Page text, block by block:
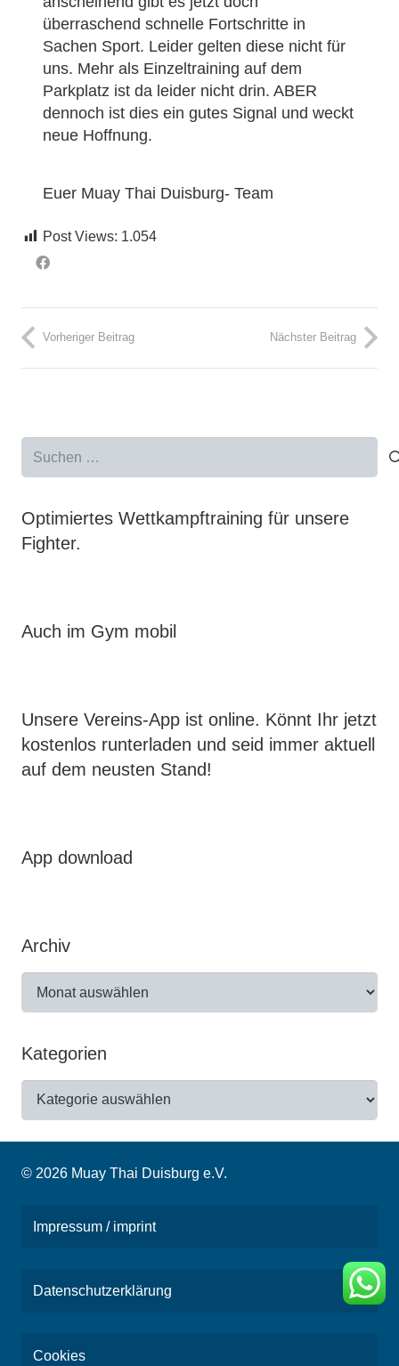
überraschend schnelle Fortschritte in
Sachen Sport. Leider gelten diese nicht für
uns. Mehr als Einzeltraining auf dem
Parkplatz ist da leider nicht drin. ABER
dennoch ist dies ein gutes Signal und weckt
neue Hoffnung.
Euer Muay Thai Duisburg- Team
Post Views: 1.054
Vorheriger Beitrag Nächster Beitrag
Optimiertes Wettkampftraining für unsere
Fighter.
Auch im Gym mobil
Unsere Vereins-App ist online. Könnt Ihr jetzt
kostenlos runterladen und seid immer aktuell
auf dem neusten Stand!
App download
Archiv
Kategorien
© 2026 Muay Thai Duisburg e.V.
Impressum / imprint
Datenschutzerklärung
Cookies